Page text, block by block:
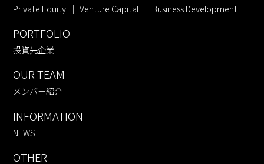
Private Equity Venture Capital Business Development
PORTFOLIO
投資先企業
OUR TEAM
メンバー紹介
INFORMATION
NEWS
OTHER